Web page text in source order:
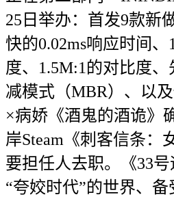
25日举办：首发9款新
快的0.02ms响应时间
度、1.5M:1的对比度、
减模式（MBR）、以
×病娇《酒鬼的酒诡》
岸Steam《刺客信条：
要担任人去职。《33
“夸姣时代”的世界、